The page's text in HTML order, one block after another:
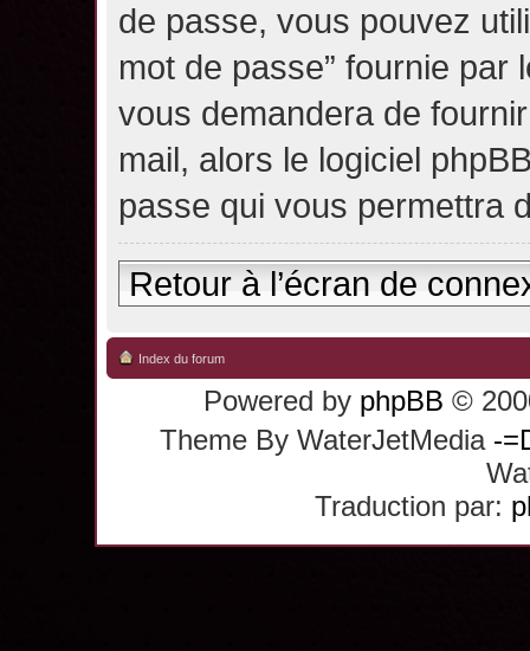
de passe, vous pouvez
mot de passe” fournie par
vous demandera de
mail, alors le logiciel
passe qui vous permettra
Retour à l’écran de
Index du forum
Powered by phpBB ©
Theme By WaterJetMedia -
Traduction par: